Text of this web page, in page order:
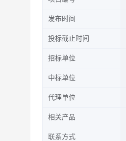
发布时间
投标截止时间
招标单位
中标单位
代理单位
相关产品
联系方式